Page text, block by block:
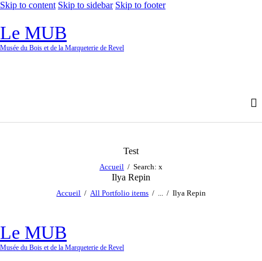
Skip to content Skip to sidebar Skip to footer
Le MUB
Musée du Bois et de la Marqueterie de Revel
Test
Accueil Search: x
Ilya Repin
Accueil All Portfolio items ... Ilya Repin
Le MUB
Musée du Bois et de la Marqueterie de Revel